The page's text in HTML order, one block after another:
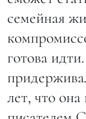
семейная
готова
лет, что